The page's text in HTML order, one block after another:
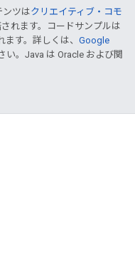
ンツはクリエイティブ・コモ
れます。コードサンプルは
す。詳しくは、 Google
い。Java は Oracle および関